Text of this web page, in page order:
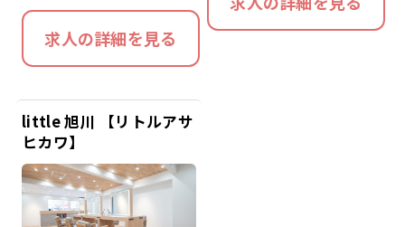
求人の詳細を見る
little 旭川 【リトルアサ
ヒカワ】